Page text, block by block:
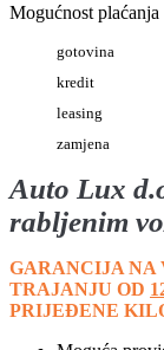
Mogućnost plaćanja
gotovina
kredit
leasing
zamjena
Auto Lux
rabljenim
GARANCIJA NA
TRAJANJU OD
PRIJEĐENE